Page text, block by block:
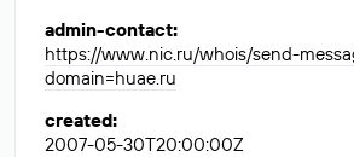
admin-contact:
https://www.nic.ru/whois/send-
domain=huae.ru
created:
2007-05-30T20:00:00Z